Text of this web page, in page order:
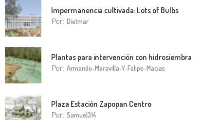
Impermanencia cultivada: Lots of Bulbs
Por: Dietmar
Plantas para intervención con hidrosiembra
Por: Armando-Maravilla-Y-Felipe-Macias
Plaza Estación Zapopan Centro
Por: Samuel314